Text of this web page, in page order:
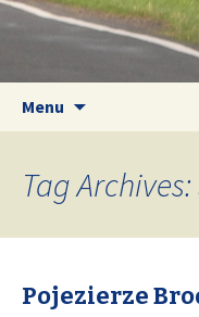
Menu
Tag
Pojezierze